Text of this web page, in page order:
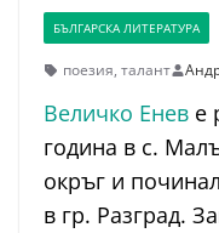
БЪЛГАРСКА ЛИТЕРАТУРА
поезия, талант
Величко Енев е
година в с.
окръг и
в гр. Разград.